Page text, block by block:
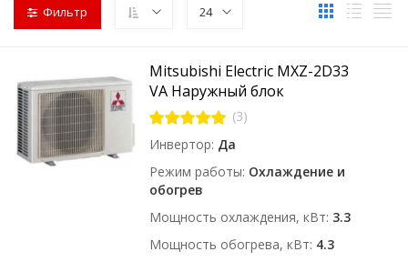
Фильтр 24
Mitsubishi Electric MXZ-2D33
VA Наружный блок
(3)
Инвертор Да
Режим работы Охлаждение и
обогрев
Мощность охлаждения, кВт 3.3
Мощность обогрева, кВт 4.3